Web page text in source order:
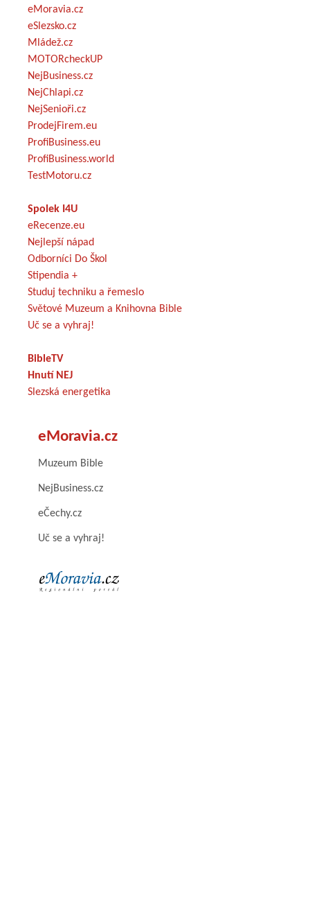
eMoravia.cz
eSlezsko.cz
Mládež.cz
MOTORcheckUP
NejBusiness.cz
NejChlapi.cz
NejSenioři.cz
ProdejFirem.eu
ProfiBusiness.eu
ProfiBusiness.world
TestMotoru.cz
Spolek I4U
eRecenze.eu
Nejlepší nápad
Odborníci Do Škol
Stipendia +
Studuj techniku a řemeslo
Světové Muzeum a Knihovna Bible
Uč se a vyhraj!
BibleTV
Hnutí NEJ
Slezská energetika
eMoravia.cz
Muzeum Bible
NejBusiness.cz
eČechy.cz
Uč se a vyhraj!